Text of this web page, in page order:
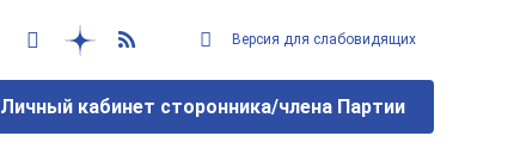
Версия для слабовидящих
Личный кабинет сторонника/члена Партии